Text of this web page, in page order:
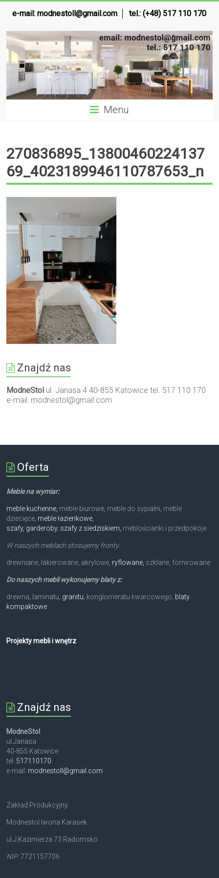
e-mail:modnestoll@gmail.com tel.: (+48) 517 110 170
Menu
270836895_13800460224137
69_4023189946110787653_n
Znajdź nas
ModneStol ul. Janasa 4 40-855 Katowice tel. 517 110 170
e-mail: modnestol@gmail.com
Oferta
Meble na wymiar:
meble kuchenne, meble biurowe, meble do sypialni, meble
dziecięce, meble łazienkowe,
szafy, garderoby, szafy z siedziskiem, meblościanki i przedpokoje
W naszych meblach stosujemy fronty:
drewniane, lakierowane, akrylowe, ryflowane, szklane, fornirowane
Do naszych mebli wykonujemy blaty z:
drewna, laminatu, granitu, konglomeratu kwarcowego, blaty
kompaktowe
Projekty mebli i wnętrz
Znajdź nas
ModneStol
ul.Janasa
40-855 Katowice
tel. 517110170
e-mail: modnestoll@gmail.com
Zakład Produkcyjny:
Modnestol Iwona Karasek
ul.J.Kazimierza 73 Radomsko
NIP. 7721157706